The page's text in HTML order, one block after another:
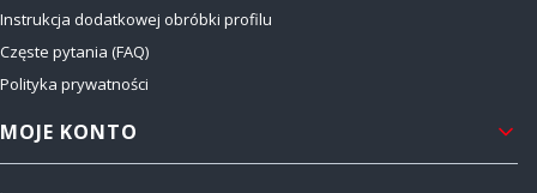
Instrukcja dodatkowej obróbki profilu
Częste pytania (FAQ)
Polityka prywatności
MOJE KONTO